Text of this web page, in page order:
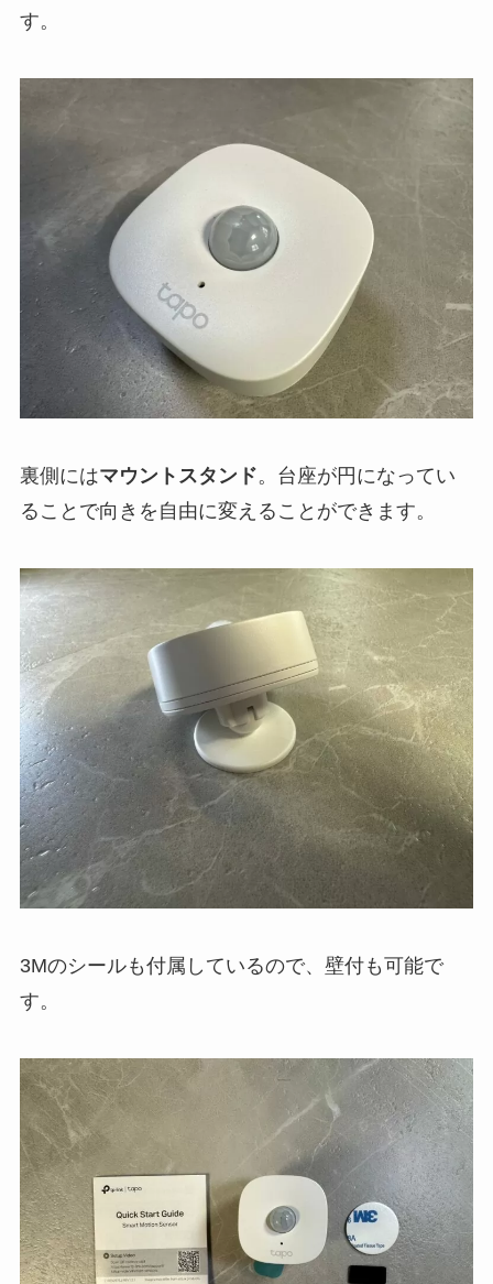
す。
裏側にはマウントスタンド。台座が円になってい
ることで向きを自由に変えることができます。
3Mのシールも付属しているので、壁付も可能で
す。